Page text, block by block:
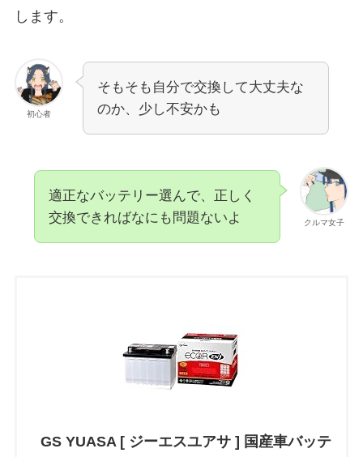
します。
初心者
そもそも自分で交換して大丈夫な
のか、少し不安かも
クルマ女子
適正なバッテリー選んで、正しく
交換できればなにも問題ないよ
GS YUASA [ ジーエスユアサ ] 国産車バッテ